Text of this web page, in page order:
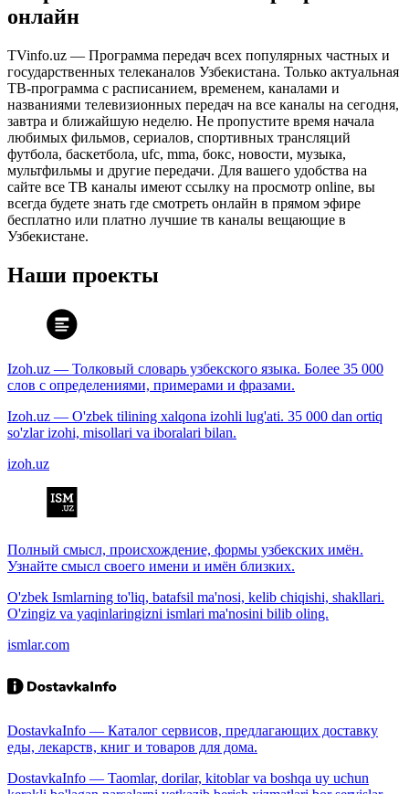
онлайн
TVinfo.uz — Программа передач всех популярных частных и
государственных телеканалов Узбекистана. Только актуальная
ТВ-программа с расписанием, временем, каналами и
названиями телевизионных передач на все каналы на сегодня,
завтра и ближайшую неделю. Не пропустите время начала
любимых фильмов, сериалов, спортивных трансляций
футбола, баскетбола, ufc, mma, бокс, новости, музыка,
мультфильмы и другие передачи. Для вашего удобства на
сайте все ТВ каналы имеют ссылку на просмотр online, вы
всегда будете знать где смотреть онлайн в прямом эфире
бесплатно или платно лучшие тв каналы вещающие в
Узбекистане.
Наши проекты
Izoh.uz — Толковый словарь узбекского языка. Более 35 000
слов с определениями, примерами и фразами.
Izoh.uz — O'zbek tilining xalqona izohli lug'ati. 35 000 dan ortiq
so'zlar izohi, misollari va iboralari bilan.
izoh.uz
Полный смысл, происхождение, формы узбекских имён.
Узнайте смысл своего имени и имён близких.
O'zbek Ismlarning to'liq, batafsil ma'nosi, kelib chiqishi, shakllari.
O'zingiz va yaqinlaringizni ismlari ma'nosini bilib oling.
ismlar.com
DostavkaInfo — Каталог сервисов, предлагающих доставку
еды, лекарств, книг и товаров для дома.
DostavkaInfo — Taomlar, dorilar, kitoblar va boshqa uy uchun